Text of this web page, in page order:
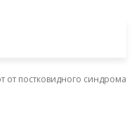
от постковидного синдрома